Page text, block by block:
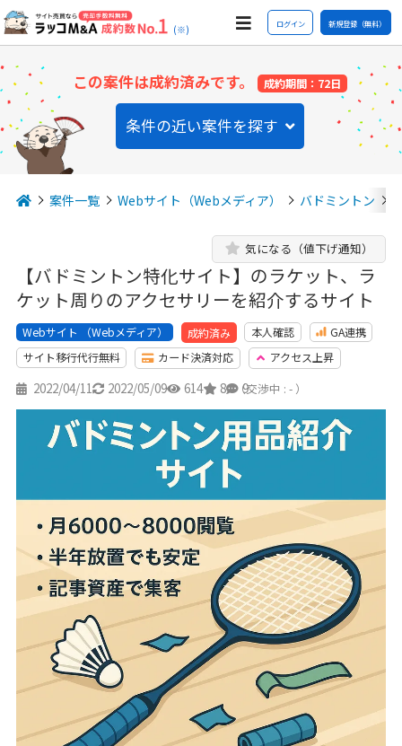
(※) ログイン 新規登録（無料）
この案件は成約済みです。 成約期間：72日
条件の近い案件を探す
案件一覧 Webサイト（Webメディア） バドミントン
【バドミントン特化サイト】のラケット、ラ
ケット周りのアクセサリーを紹介するサイト
気になる（値下げ通知）
Webサイト （Webメディア） 成約済み 本人確認
GA連携
サイト移行代行無料
カード決済対応 アクセス上昇
2022/04/11 2022/05/09 614 8 9
（交渉中 : - ）